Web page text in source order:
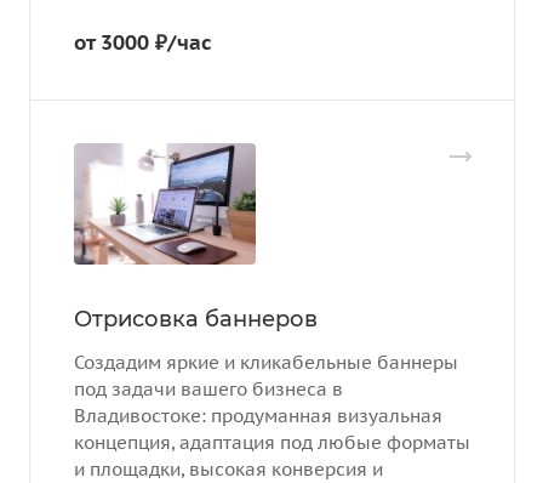
от 3000 ₽/час
Отрисовка баннеров
Создадим яркие и кликабельные баннеры
под задачи вашего бизнеса в
Владивостоке: продуманная визуальная
концепция, адаптация под любые форматы
и площадки, высокая конверсия и